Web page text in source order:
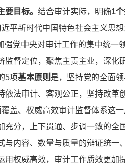
目标。 结合审计实际，明确1
平新时代中国特色社会主义思
强党中央对审计工作的集中统一
督定位，聚焦主责主业，深化
5项基本原则 是，坚持党的全面
法审计、客观公正，坚持改革
盖、权威高效审计监督体系这一
分，上下贯通、步调一致的全
内容、数量与质量的辩证统一
用权威高效，审计工作质效更加